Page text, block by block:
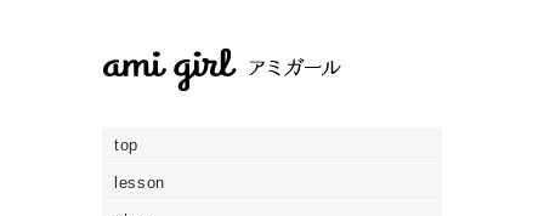
top
lesson